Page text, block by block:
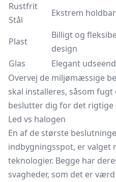
Rustfrit
Stål
Ekstrem
Plast
Billigt og
design
Glas
Elegant
Overvej de miljømæssige
skal installeres, såsom
beslutter dig for det rigtige
Led vs halogen
En af de største
indbygningsspot, er valget
teknologier. Begge har
svagheder, som det er